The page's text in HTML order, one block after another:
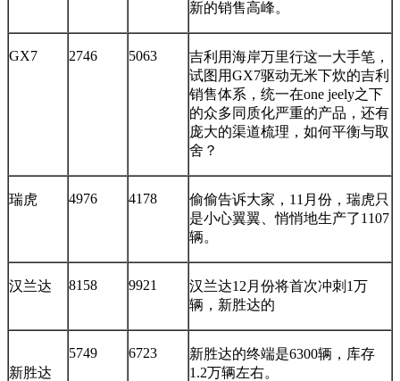
新的销售高峰。
GX7 2746 5063
吉利用海岸万里行这一大手笔，
试图用GX7驱动无米下炊的吉利
销售体系，统一在one jeely之下
的众多同质化严重的产品，还有
庞大的渠道梳理，如何平衡与取
舍？
瑞虎 4976 4178
偷偷告诉大家，11月份，瑞虎只
是小心翼翼、悄悄地生产了1107
辆。
汉兰达 8158 9921
汉兰达12月份将首次冲刺1万
辆，新胜达的
新胜达
5749 6723
新胜达的终端是6300辆，库存
1.2万辆左右。